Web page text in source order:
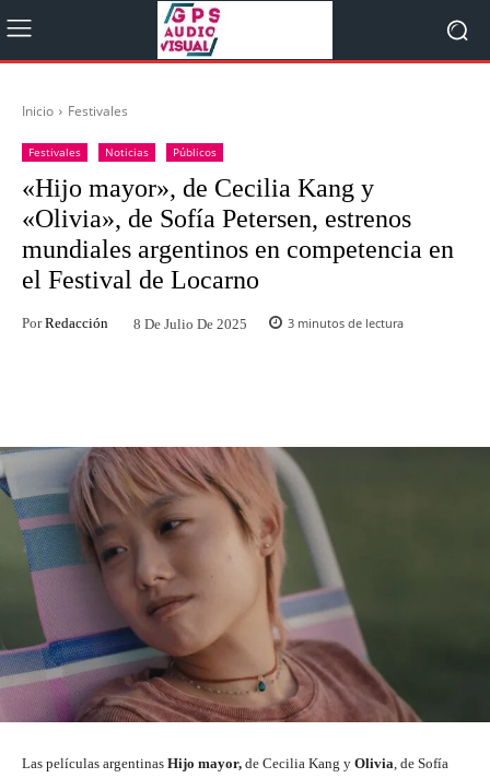
Inicio Festivales
Festivales Noticias Públicos
«Hijo mayor», de Cecilia Kang y
«Olivia», de Sofía Petersen, estrenos
mundiales argentinos en competencia en
el Festival de Locarno
Por Redacción 8 De Julio De 2025 3 minutos de lectura
Las películas argentinas Hijo mayor, de Cecilia Kang y Olivia , de Sofía